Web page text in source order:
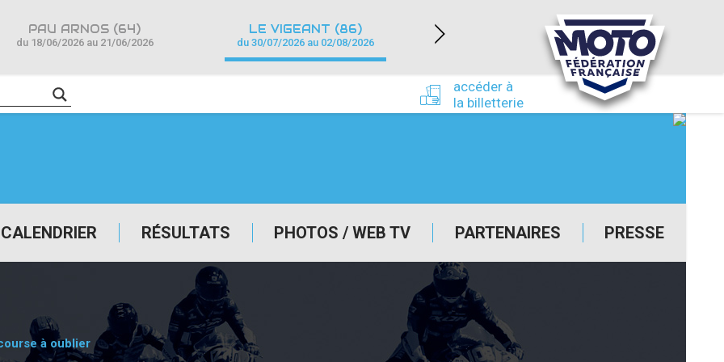
CALENDRIER RÉSULTATS PHOTOS / WEB TV PARTENAIRES PRESSE
accéder à
la billetterie
PAU ARNOS (64)
du 18/06/2026 au 21/06/2026
LE VIGEANT (86)
du 30/07/2026 au 02/08/2026
NEVERS MAGNY-COURS (58)
du 24/09/2026 au 27/09/2026
à oublier